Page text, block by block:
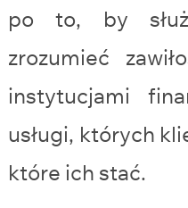
po to, by
zrozumieć
instytucjami
usługi, których
które ich stać.